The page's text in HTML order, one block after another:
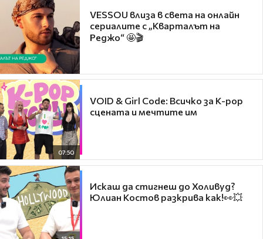
VESSOU влиза в света на онлайн
сериалите с „Кварталът на
Реджо“ 🤩🎬
07:50
VOID & Girl Code: Всичко за K-pop
сцената и мечтите им
Искаш да стигнеш до Холивуд?
Юлиан Костов разкрива как!👀💥